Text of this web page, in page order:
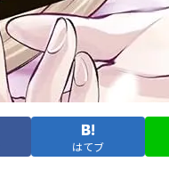
はてブ